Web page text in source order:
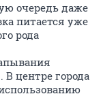
очередь даже
питается уже
рода
центре города